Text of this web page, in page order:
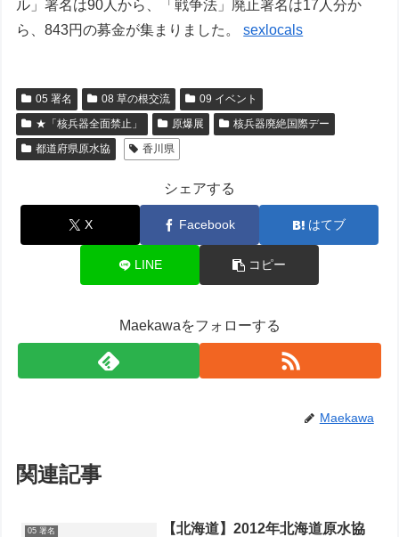
ル」署名は90人から、「戦争法」廃止署名は17人分か
ら、843円の募金が集まりました。sexlocals
05 署名 08 草の根交流
09 イベント
★「核兵器全面禁止」
原爆展
核兵器廃絶国際デー
都道府県原水協
香川県
シェアする
X Facebook はてブ
LINE コピー
Maekawaをフォローする
Maekawa
関連記事
05 署名
【北海道】2012年北海道原水協